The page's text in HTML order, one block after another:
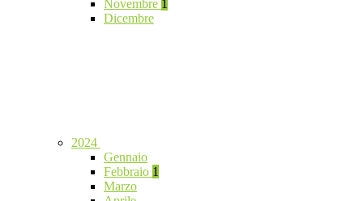
Novembre 1
Dicembre
2024
Gennaio
Febbraio 1
Marzo